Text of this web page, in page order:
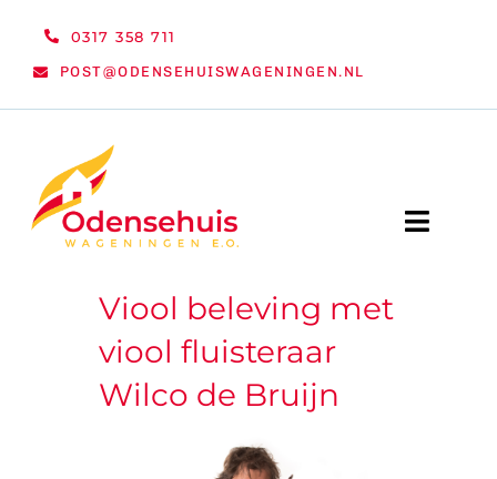
0317 358 711
POST@ODENSEHUISWAGENINGEN.NL
Toggle
WELKOMViool beleving met
viool fluisteraar
Wilco de Bruijn